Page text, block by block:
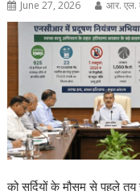
June 27, 2026 आर. एल.
को सर्दियों के मौसम से पहले